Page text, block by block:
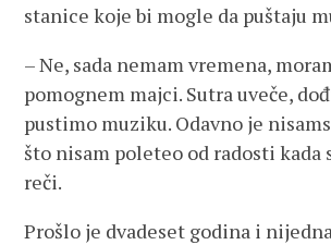
stanice koje bi mogle da puštaju
– Ne, sada nemam vremena,
pomognem majci. Sutra uveče,
pustimo muziku. Odavno je
što nisam poleteo od radosti kada
reči.
Prošlo je dvadeset godina i